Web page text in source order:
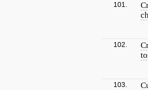
101.
102.
103.